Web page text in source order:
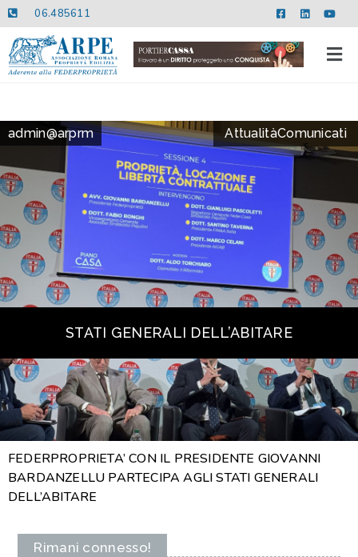
06.485611
admin@arprm AttualitàComunicati
STATI GENERALI DELL’ABITARE
FEDERPROPRIETA’ CON IL PRESIDENTE GIOVANNI
BARDANZELLU PARTECIPA AGLI STATI GENERALI
DELL’ABITARE
Rimani connesso!